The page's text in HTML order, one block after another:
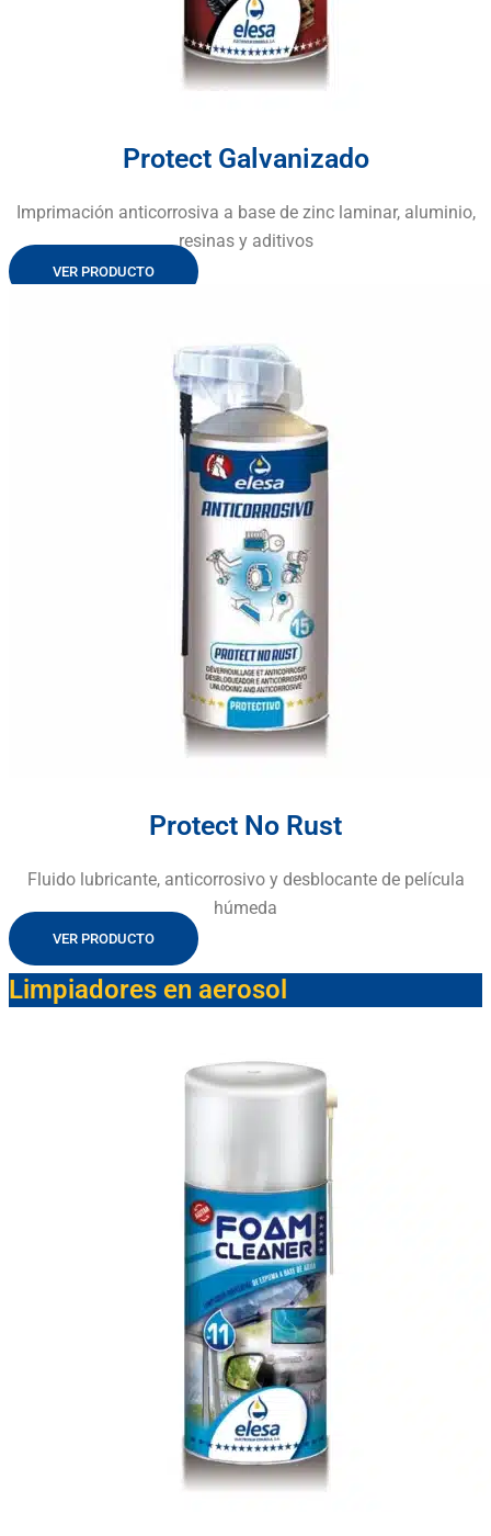
Protect Galvanizado
Imprimación anticorrosiva a base de zinc laminar, aluminio,
resinas y aditivos
VER PRODUCTO
Protect No Rust
Fluido lubricante, anticorrosivo y desblocante de película
húmeda
VER PRODUCTO
Limpiadores en aerosol